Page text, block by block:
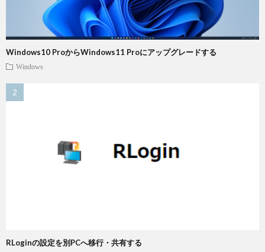
Windows10 ProからWindows11 Proにアップグレードする
Windows
RLoginの設定を別PCへ移行・共有する